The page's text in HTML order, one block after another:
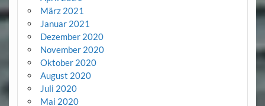
März 2021
Januar 2021
Dezember 2020
November 2020
Oktober 2020
August 2020
Juli 2020
Mai 2020